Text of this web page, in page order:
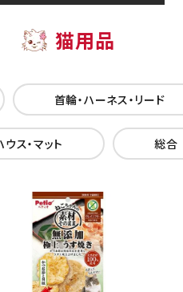
猫用品
首輪・ハーネス・リード
ウス・マット 総合